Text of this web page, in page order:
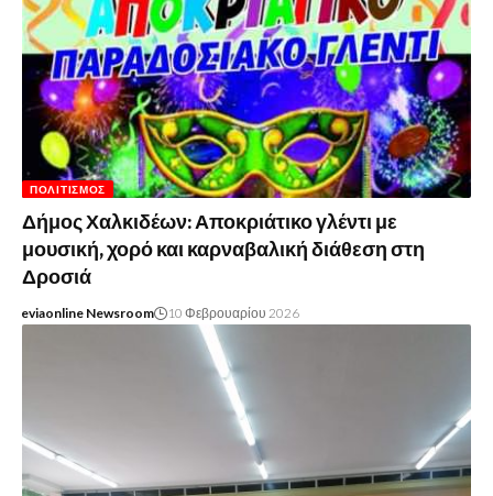
ΠΟΛΙΤΙΣΜΌΣ
Δήμος Χαλκιδέων: Αποκριάτικο γλέντι με
μουσική, χορό και καρναβαλική διάθεση στη
Δροσιά
eviaonline Newsroom 10 Φεβρουαρίου 2026